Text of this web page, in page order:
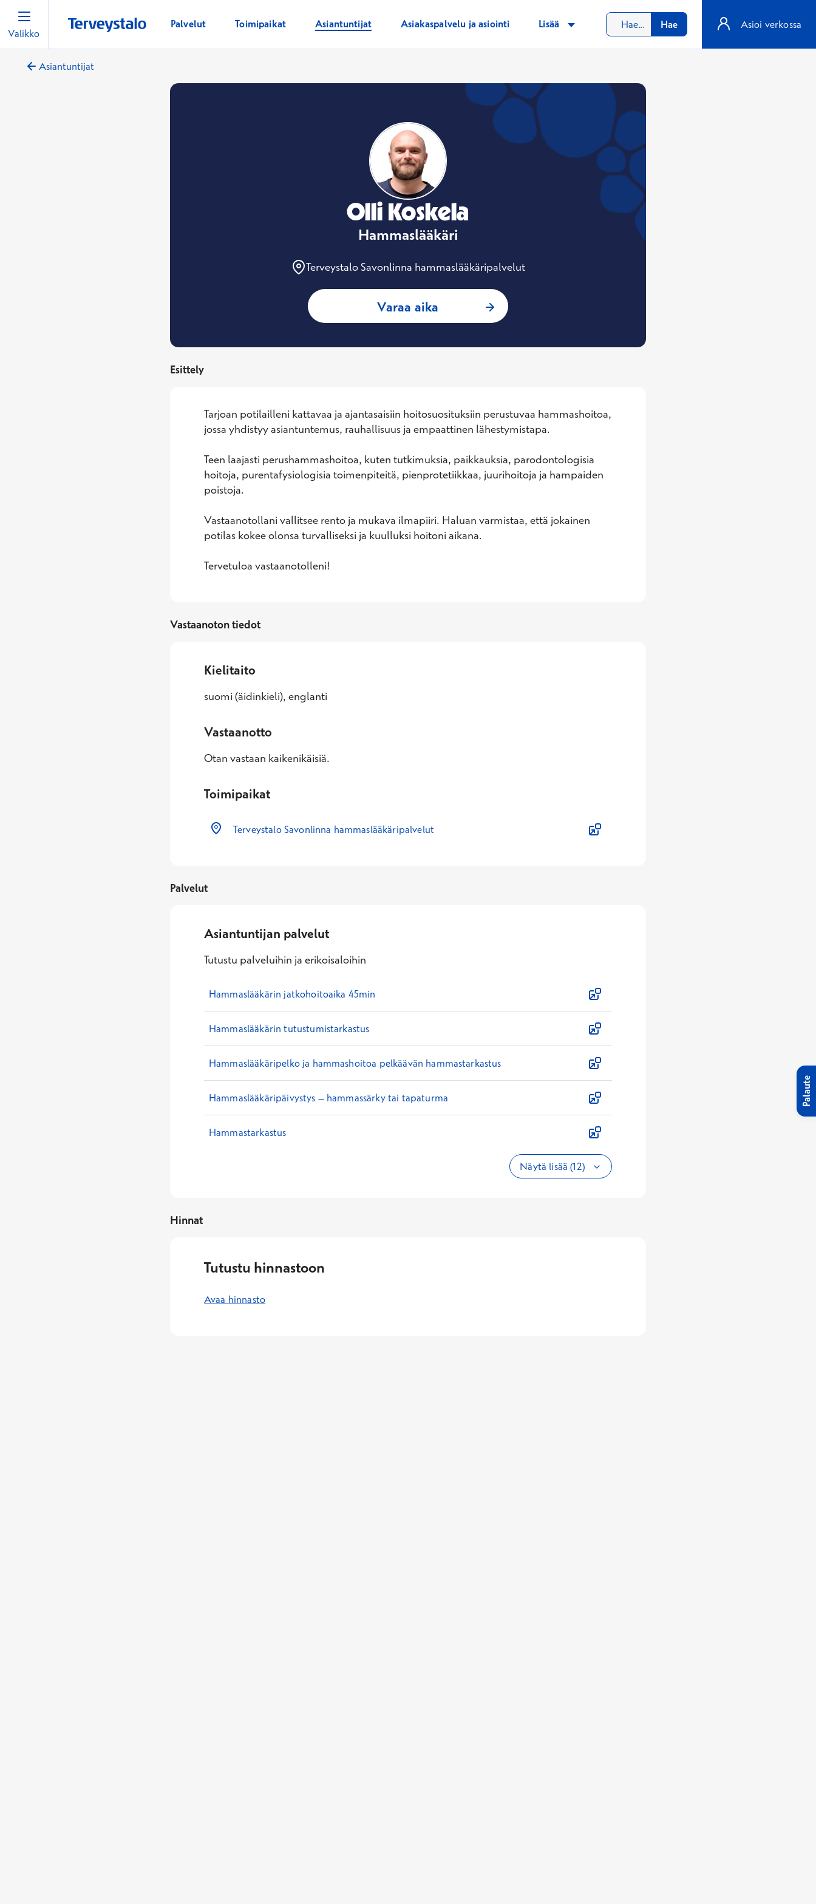
Valikko
Palvelut Toimipaikat Asiantuntijat Asiakaspalvelu ja asiointi Lisää Hae Asioi verkossa
Asiantuntijat
Olli Koskela
Hammaslääkäri
Terveystalo Savonlinna hammaslääkäripalvelut
Varaa aika : Olli Koskela, Hammaslääkäri
Esittely
Tarjoan potilailleni kattavaa ja ajantasaisiin hoitosuosituksiin perustuvaa hammashoitoa,
jossa yhdistyy asiantuntemus, rauhallisuus ja empaattinen lähestymistapa.
Teen laajasti perushammashoitoa, kuten tutkimuksia, paikkauksia, parodontologisia
hoitoja, purentafysiologisia toimenpiteitä, pienprotetiikkaa, juurihoitoja ja hampaiden
poistoja.
Vastaanotollani vallitsee rento ja mukava ilmapiiri. Haluan varmistaa, että jokainen
potilas kokee olonsa turvalliseksi ja kuulluksi hoitoni aikana.
Tervetuloa vastaanotolleni!
Vastaanoton tiedot
Kielitaito
suomi (äidinkieli), englanti
Vastaanotto
Otan vastaan kaikenikäisiä.
Toimipaikat
Terveystalo Savonlinna hammaslääkäripalvelut
Palvelut
Asiantuntijan palvelut
Tutustu palveluihin ja erikoisaloihin
Hammaslääkärin jatkohoitoaika 45min
Hammaslääkärin tutustumistarkastus
Hammaslääkäripelko ja hammashoitoa pelkäävän hammastarkastus
Hammaslääkäripäivystys – hammassärky tai tapaturma
Hammastarkastus
Näytä lisää (12)
Hinnat
Tutustu hinnastoon
Avaa hinnasto
Palaute